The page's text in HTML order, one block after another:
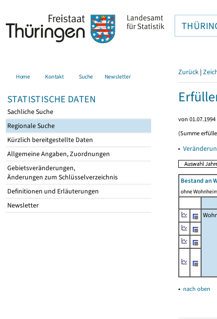
Home Kontakt Suche Newsletter
STATISTISCHE DATEN
Sachliche Suche
Regionale Suche
Kürzlich bereitgestellte Daten
Allgemeine Angaben, Zuordnungen
Gebietsveränderungen,
Änderungen zum Schlüsselverzeichnis
Definitionen und Erläuterungen
Newsletter
Zurück |
von
(Summe
▸
Bestand an
ohne
▴ nach oben